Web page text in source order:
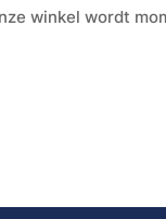
winkel wordt